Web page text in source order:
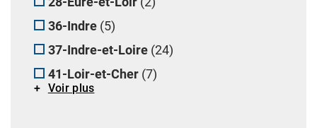
36-Indre (5)
37-Indre-et-Loire (24)
41-Loir-et-Cher (7)
Voir plus